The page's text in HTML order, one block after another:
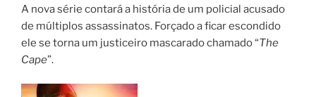
A nova série contará a história de um policial acusado
de múltiplos assassinatos. Forçado a ficar escondido
ele se torna um justiceiro mascarado chamado “The
Cape”.